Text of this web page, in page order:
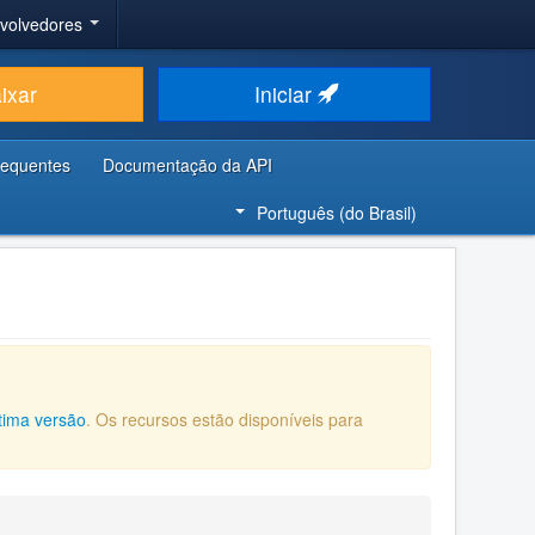
Iniciar
Documentação da API
Português (do Brasil)
versão. Os recursos estão disponíveis para